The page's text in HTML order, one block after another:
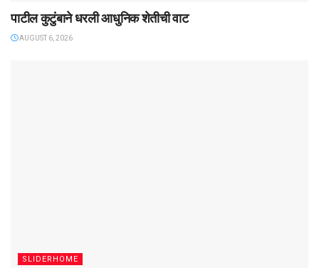
पाटील कुटुंबाने धरली आधुनिक शेतीची वाट
AUGUST 6, 2026
SLIDERHOME